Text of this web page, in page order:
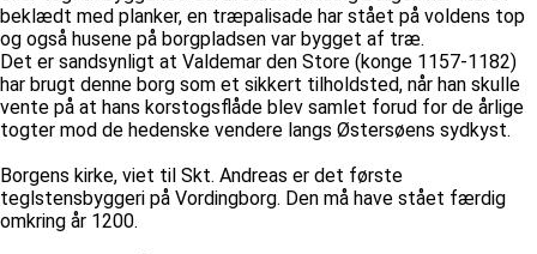
beklædt med planker, en træpalisade har stået på voldens top
og også husene på borgpladsen var bygget af træ.
Det er sandsynligt at Valdemar den Store (konge 1157-1182)
har brugt denne borg som et sikkert tilholdsted, når han skulle
vente på at hans korstogsflåde blev samlet forud for de årlige
togter mod de hedenske vendere langs Østersøens sydkyst.
Borgens kirke, viet til Skt. Andreas er det første
teglstensbyggeri på Vordingborg. Den må have stået færdig
omkring år 1200.